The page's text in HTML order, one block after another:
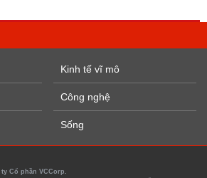
Kinh tế vĩ mô
Công nghệ
Sống
Cổ phần VCCorp.